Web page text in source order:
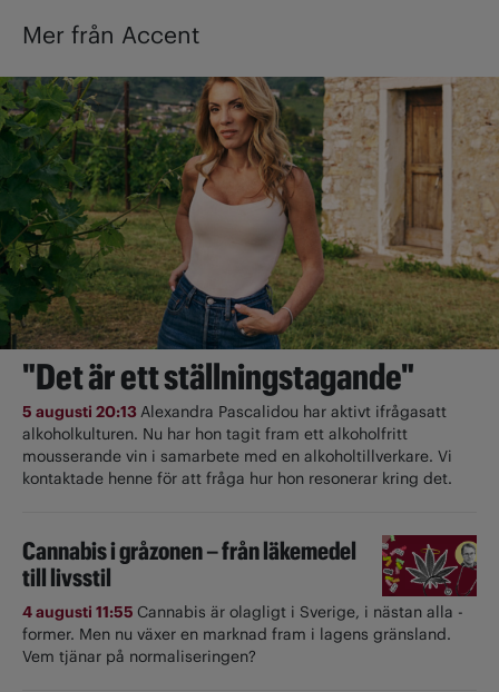
Mer från Accent
"Det är ett ställningstagande"
5 augusti 20:13Alexandra Pascalidou har aktivt ifrågasatt
alkoholkulturen. Nu har hon tagit fram ett alkoholfritt
mousserande vin i samarbete med en alkoholtillverkare. Vi
kontaktade henne för att fråga hur hon resonerar kring det.
Cannabis i gråzonen – från läkemedel
till livsstil
4 augusti 11:55 Cannabis är olagligt i ­Sverige, i nästan alla ­
former. Men nu växer en marknad fram i lagens gränsland.
Vem tjänar på normaliseringen?